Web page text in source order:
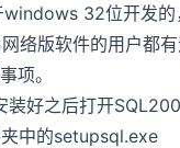
32位开发
络版软件的用户都
项。
装好之后打开
中的setupsql.exe